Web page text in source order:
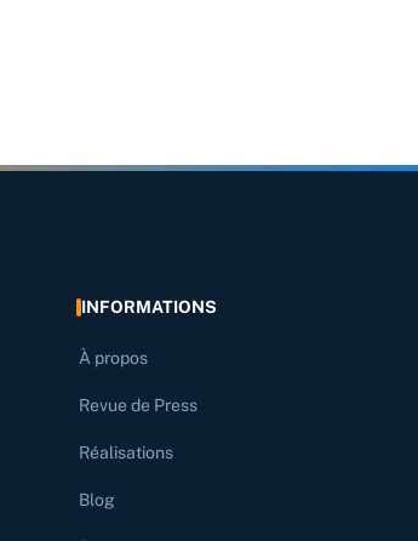
INFORMATIONS
À propos
Revue de Press
Réalisations
Blog